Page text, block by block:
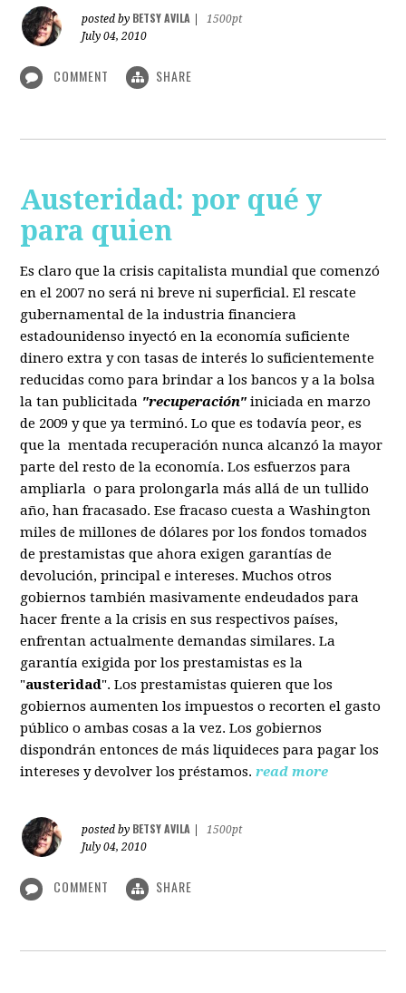
posted by BETSY AVILA
1500pt
July 04, 2010
COMMENT SHARE
Austeridad: por qué y
para quien
Es claro que la crisis capitalista mundial que comenzó
en el 2007 no será ni breve ni superficial. El rescate
gubernamental de la industria financiera
estadounidenso inyectó en la economía suficiente
dinero extra y con tasas de interés lo suficientemente
reducidas como para brindar a los bancos y a la bolsa
la tan publicitada "recuperación" iniciada en marzo
de 2009 y que ya terminó. Lo que es todavía peor, es
que la mentada recuperación nunca alcanzó la mayor
parte del resto de la economía. Los esfuerzos para
ampliarla o para prolongarla más allá de un tullido
año, han fracasado. Ese fracaso cuesta a Washington
miles de millones de dólares por los fondos tomados
de prestamistas que ahora exigen garantías de
devolución, principal e intereses. Muchos otros
gobiernos también masivamente endeudados para
hacer frente a la crisis en sus respectivos países,
enfrentan actualmente demandas similares. La
garantía exigida por los prestamistas es la
"austeridad". Los prestamistas quieren que los
gobiernos aumenten los impuestos o recorten el gasto
público o ambas cosas a la vez. Los gobiernos
dispondrán entonces de más liquideces para pagar los
intereses y devolver los préstamos. read more
posted by BETSY AVILA
1500pt
July 04, 2010
COMMENT SHARE